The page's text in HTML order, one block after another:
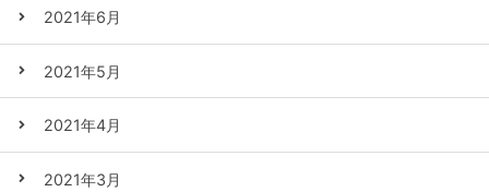
2021年6月
2021年5月
2021年4月
2021年3月